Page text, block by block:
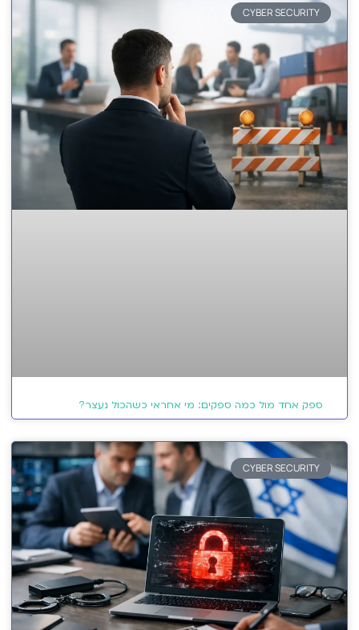
CYBER SECURITY
ספק אחד מול כמה ספקים: מי אחראי כשהכול נעצר?
CYBER SECURITY